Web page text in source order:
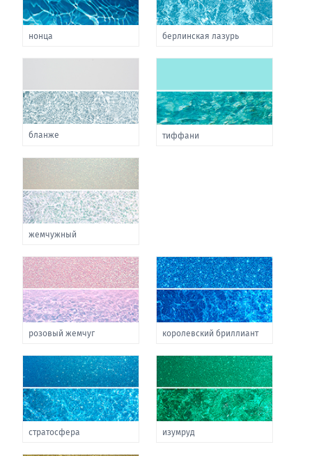
нонца берлинская лазурь
бланже тиффани
жемчужный
розовый жемчуг королевский бриллиант
стратосфера изумруд